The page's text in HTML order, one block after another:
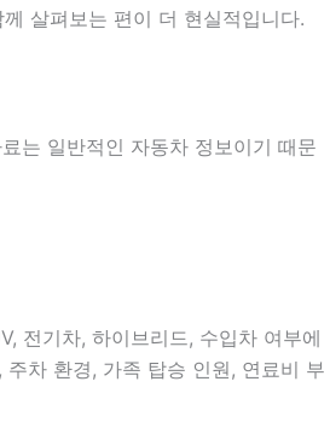
살펴보는 편이 더 현실적입니다.
는 일반적인 자동차 정보이기 때문
전기차, 하이브리드, 수입차 여부에
차 환경, 가족 탑승 인원, 연료비 부